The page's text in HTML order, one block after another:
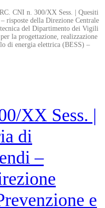
CNI n. 300/XX Sess. | Quesiti
risposte della Direzione Centrale
del Dipartimento dei Vigili
la progettazione, realizzazione
di energia elettrica (BESS) –
XX Sess. |
di
–
e